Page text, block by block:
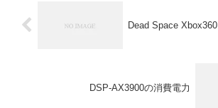
Dead Space Xbox360
DSP-AX3900の消費電力